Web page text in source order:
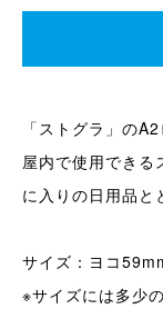
「ストグラ」の
屋内で使用できる
に入りの日用品と
サイズ：ヨコ
※サイズには多少